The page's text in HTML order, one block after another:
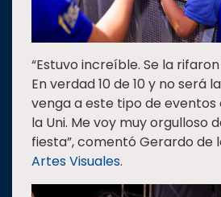
“Estuvo increíble. Se la
En verdad 10 de 10 y no será
venga a este tipo de
la Uni. Me voy muy orgulloso
fiesta”, comentó Gerardo de
Artes Visuales.